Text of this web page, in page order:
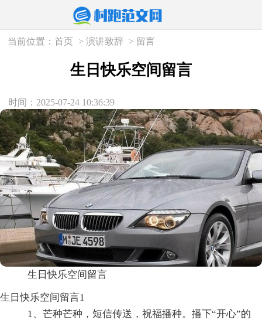
当前位置：首页 >演讲致辞 > 留言
生日快乐空间留言
时间：2025-07-24 10:36:39
生日快乐空间留言
生日快乐空间留言1
1、芒种芒种，短信传送，祝福播种。播下“开心”的